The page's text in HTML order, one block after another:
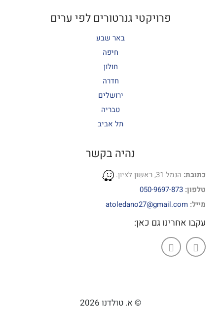
פרויקטי גנרטורים לפי ערים
באר שבע
חיפה
חולון
חדרה
ירושלים
טבריה
תל אביב
נהיה בקשר
כתובת: הנמל 31, ראשון לציון.
טלפון: 050-9697-873
מייל: atoledano27@gmail.com
עקבו אחרינו גם כאן:
© א. טולדנו 2026